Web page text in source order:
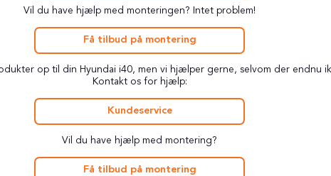
Vil du have hjælp med monteringen? Intet problem!
Få tilbud på montering
op til din Hyundai i40, men vi hjælper gerne, selvom der endnu
Kontakt os for hjælp:
Kundeservice
Vil du have hjælp med montering?
Få tilbud på montering